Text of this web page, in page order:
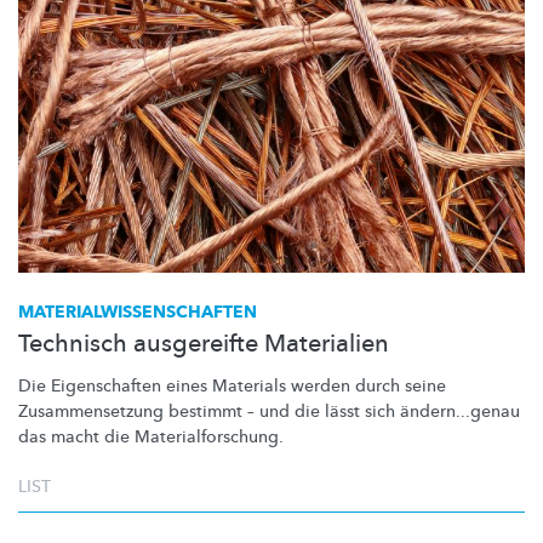
MATERIALWISSENSCHAFTEN
Technisch ausgereifte Materialien
Die Eigenschaften eines Materials werden durch seine
Zusammensetzung bestimmt – und die lässt sich ändern...genau
das macht die Materialforschung.
LIST